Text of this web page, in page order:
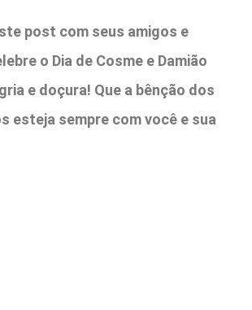
post com seus amigos e
o Dia de Cosme e Damião
e doçura! Que a bênção dos
esteja sempre com você e sua